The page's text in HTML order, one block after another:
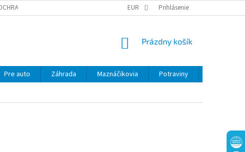
OSOBNÝCH ÚDAJOV EUR Prihlásenie
NÁKUPNÝ
Prázdny košík
Pre auto Záhrada Maznáčikovia Potraviny